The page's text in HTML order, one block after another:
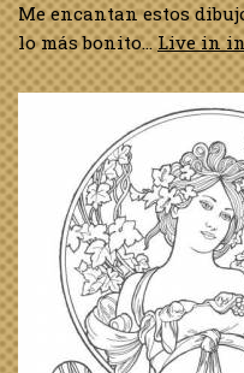
Me encantan estos
lo más bonito…Live in